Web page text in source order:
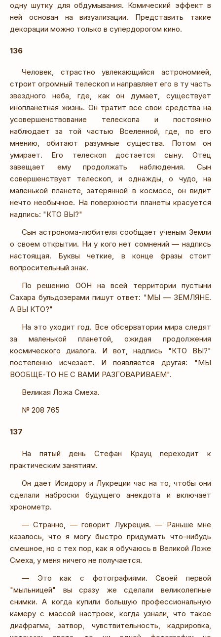
одну шутку для обдумывания. Комический эффект в
ней основан на визуализации. Представить такие
декорации можно только в супердорогом кино.
136
Человек, страстно увлекающийся астрономией,
строит огромный телескоп и направляет его в ту часть
звездного неба, где, как он думает, существует
инопланетная жизнь. Он тратит все свои средства на
усовершенствование телескопа и постоянно
наблюдает за той частью Вселенной, где, по его
мнению, обитают разумные существа. Потом он
умирает. Его телескоп достается сыну. Отец
завещает ему продолжать наблюдения. Сын
совершенствует телескоп, и однажды, о чудо, на
маленькой планете, затерянной в космосе, он видит
нечто необычное. На поверхности планеты красуется
надпись: "КТО ВЫ?"
Сын астронома-любителя сообщает ученым Земли
о своем открытии. Ни у кого нет сомнений — надпись
настоящая. Буквы четкие, в конце фразы стоит
вопросительный знак.
По решению ООН на всей территории пустыни
Сахара бульдозерами пишут ответ: "МЫ — ЗЕМЛЯНЕ.
А ВЫ КТО?"
На это уходит год. Все обсерватории мира следят
за маленькой планетой, ожидая продолжения
космического диалога. И вот, надпись "КТО ВЫ?"
постепенно исчезает. И появляется другая: "МЫ
ВООБЩЕ-ТО НЕ С ВАМИ РАЗГОВАРИВАЕМ".
Великая Ложа Смеха.
№ 208 765
137
На пятый день Стефан Крауц переходит к
практическим занятиям.
Он дает Исидору и Лукреции час на то, чтобы они
сделали наброски будущего анекдота и включает
хронометр.
— Странно, — говорит Лукреция. — Раньше мне
казалось, что я могу быстро придумать что-нибудь
смешное, но с тех пор, как я обучаюсь в Великой Ложе
Смеха, у меня ничего не получается.
— Это как с фотографиями. Своей первой
"мыльницей" вы сразу же сделали великолепные
снимки. А когда купили большую профессиональную
камеру с массой настроек, когда узнали, что такое
диафрагма, затвор, чувствительность, кадрировка,